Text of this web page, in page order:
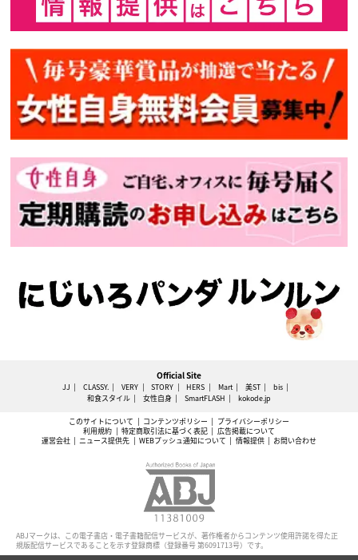
Official Site
JJ CLASSY. VERY STORY HERS Mart 美ST
bis
和食スタイル
女性自身 SmartFLASH kokode.jp
このサイトについて コンテンツポリシー
プライバシーポリシー
利用規約
特定商取引法に基づく表記
広告掲載について
運営会社
ニュース提供先 WEBプッシュ通知について 情報提供 お問い合わせ
ABJマークは、この電子書店・電子書籍配信サービスが、著作権者からコンテンツ使用許諾を得た正
規版配信サービスであることを示す登録商標（登録番号 第6091713号）です。